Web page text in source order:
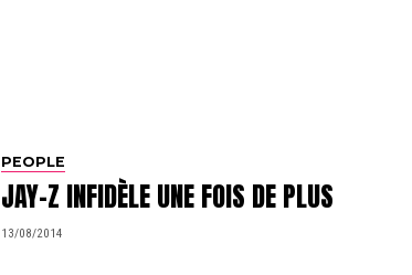
PEOPLE
JAY-Z INFIDÈLE UNE FOIS DE PLUS
13/08/2014